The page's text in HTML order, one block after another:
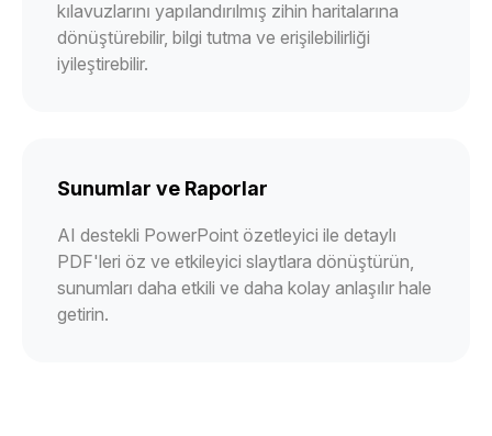
kılavuzlarını yapılandırılmış zihin haritalarına
dönüştürebilir, bilgi tutma ve erişilebilirliği
iyileştirebilir.
Sunumlar ve Raporlar
AI destekli PowerPoint özetleyici ile detaylı
PDF'leri öz ve etkileyici slaytlara dönüştürün,
sunumları daha etkili ve daha kolay anlaşılır hale
getirin.